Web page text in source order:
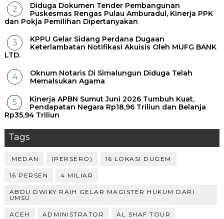
Diduga Dokumen Tender Pembangunan
Puskesmas Rengas Pulau Amburadul, Kinerja PPK
dan Pokja Pemilihan Dipertanyakan
KPPU Gelar Sidang Perdana Dugaan
Keterlambatan Notifikasi Akuisis Oleh MUFG BANK
LTD.
Oknum Notaris Di Simalungun Diduga Telah
Memalsukan Agama
Kinerja APBN Sumut Juni 2026 Tumbuh Kuat,
Pendapatan Negara Rp18,96 Triliun dan Belanja
Rp35,94 Triliun
Tags
.MEDAN (PERSERO) 16 LOKASI DUGEM
16 PERSEN 4 MILIAR
ABDU DWIKY RAIH GELAR MAGISTER HUKUM DARI
UMSU
ACEH ADMINISTRATOR AL SHAF TOUR